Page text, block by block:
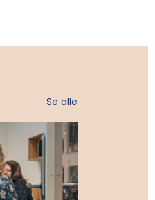
Se alle